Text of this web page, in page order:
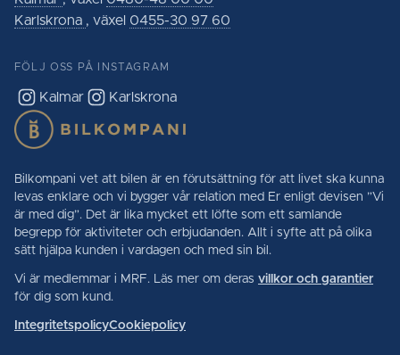
Bilkompani vet att bilen är en förutsättning för att livet ska kunna
levas enklare och vi bygger vår relation med Er enligt devisen ”Vi
är med dig”. Det är lika mycket ett löfte som ett samlande
begrepp för aktiviteter och erbjudanden. Allt i syfte att på olika
sätt hjälpa kunden i vardagen och med sin bil.
Vi är medlemmar i MRF. Läs mer om deras villkor och garantier
för dig som kund.
IntegritetspolicyCookiepolicy
Karlskrona , växel 0455-30 97 60
FÖLJ OSS PÅ INSTAGRAM
Kalmar Karlskrona